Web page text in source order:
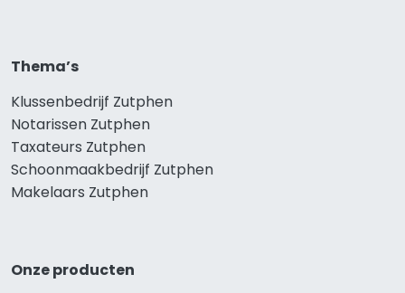
Thema’s
Klussenbedrijf Zutphen
Notarissen Zutphen
Taxateurs Zutphen
Schoonmaakbedrijf Zutphen
Makelaars Zutphen
Onze producten